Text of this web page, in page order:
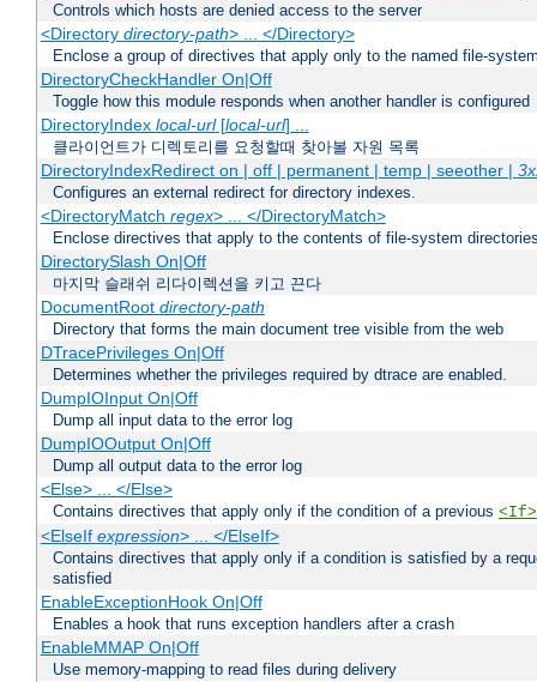
Controls which hosts are denied access to the server
<Directory directory-path> ... </Directory>
Enclose a group of directives that apply only to the named file-
DirectoryCheckHandler On|Off
Toggle how this module responds when another handler is configured
DirectoryIndex local-url[local-url] ...
클라이언트가 디렉토리를 요청할때 찾아볼 자원 목록
DirectoryIndexRedirect on | off | permanent | temp | seeother |
Configures an external redirect for directory indexes.
<DirectoryMatch regex> ... </DirectoryMatch>
Enclose directives that apply to the contents of file-system
DirectorySlash On|Off
마지막 슬래쉬 리다이렉션을 키고 끈다
DocumentRoot directory-path
Directory that forms the main document tree visible from the web
DTracePrivileges On|Off
Determines whether the privileges required by dtrace are enabled.
DumpIOInput On|Off
Dump all input data to the error log
DumpIOOutput On|Off
Dump all output data to the error log
<Else> ... </Else>
Contains directives that apply only if the condition of a previous <If>
<ElseIf expression> ... </ElseIf>
Contains directives that apply only if a condition is satisfied by a
satisfied
EnableExceptionHook On|Off
Enables a hook that runs exception handlers after a crash
EnableMMAP On|Off
Use memory-mapping to read files during delivery